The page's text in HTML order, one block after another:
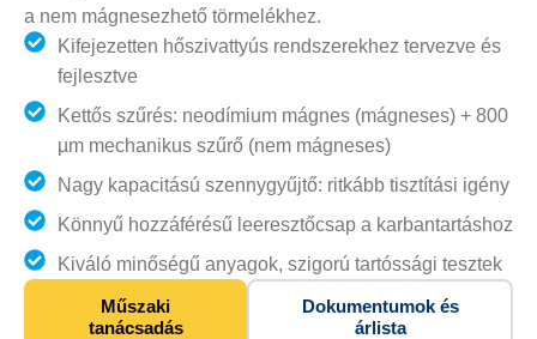
a nem mágnesezhető törmelékhez.
Kifejezetten hőszivattyús rendszerekhez tervezve és
fejlesztve
Kettős szűrés: neodímium mágnes (mágneses) + 800
µm mechanikus szűrő (nem mágneses)
Nagy kapacitású szennygyűjtő: ritkább tisztítási igény
Könnyű hozzáférésű leeresztőcsap a karbantartáshoz
Kiváló minőségű anyagok, szigorú tartóssági tesztek
Műszaki
tanácsadás
Dokumentumok és
árlista